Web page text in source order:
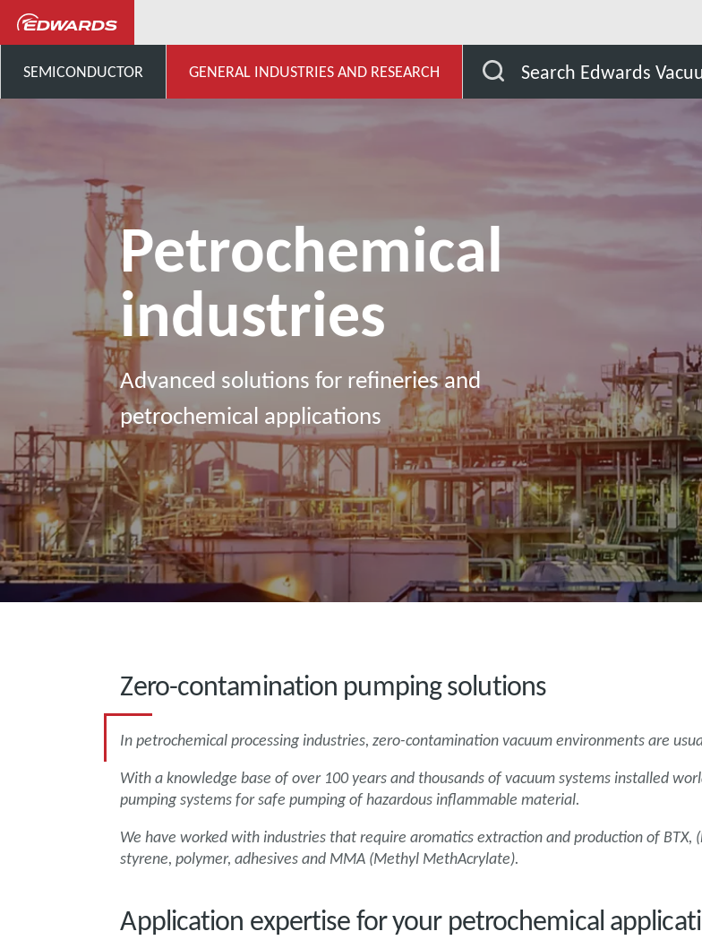
SEMICONDUCTOR GENERAL INDUSTRIES AND RESEARCH Search Edwards
Petrochemical
industries
Advanced solutions for refineries and
petrochemical applications
Zero-contamination pumping solutions
In petrochemical processing industries, zero-contamination vacuum environments are
With a knowledge base of over 100 years and thousands of vacuum systems installed
pumping systems for safe pumping of hazardous inflammable material.
We have worked with industries that require aromatics extraction and production of BTX,
styrene, polymer, adhesives and MMA (Methyl MethAcrylate).
Application expertise for your petrochemical